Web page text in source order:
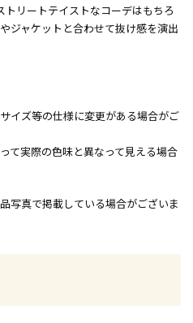
リートテイストなコーデはもちろ
ジャケットと合わせて抜け感を演出
イズ等の仕様に変更がある場合がご
て実際の色味と異なって見える場合
写真で掲載している場合がございま